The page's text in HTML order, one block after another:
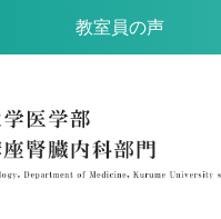
教室員の声